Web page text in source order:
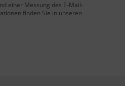
einer Messung des E-Mail-
finden Sie in unseren